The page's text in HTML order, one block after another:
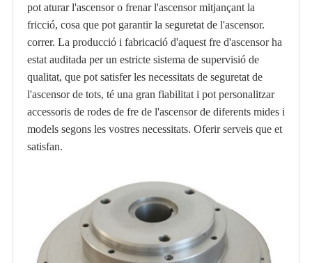
pot aturar l'ascensor o frenar l'ascensor mitjançant la
fricció, cosa que pot garantir la seguretat de l'ascensor.
correr. La producció i fabricació d'aquest fre d'ascensor ha
estat auditada per un estricte sistema de supervisió de
qualitat, que pot satisfer les necessitats de seguretat de
l'ascensor de tots, té una gran fiabilitat i pot personalitzar
accessoris de rodes de fre de l'ascensor de diferents mides i
models segons les vostres necessitats. Oferir serveis que et
satisfan.